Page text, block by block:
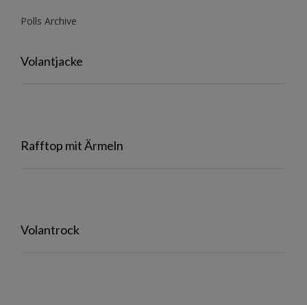
Polls Archive
Volantjacke
Rafftop mit Ärmeln
Volantrock